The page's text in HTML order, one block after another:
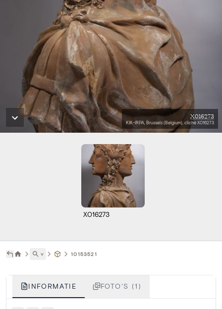
X016273
KIK-IRPA, Brussels (Belgium), cliché X016273
X016273
˅ 10153521
INFORMATIE FOTO'S (1)